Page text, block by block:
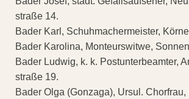
straße 14.
Bader Karl, Schuhmachermeister,
Bader Karolina, Monteurswitwe,
Bader Ludwig, k. k. Postunterbeamter,
straße 19.
Bader Olga (Gonzaga), Ursul. Chorfrau,